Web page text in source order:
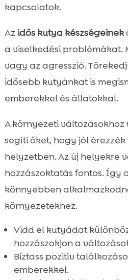
kapcsolatok.
Az idős kutya készségeinek
a viselkedési problémákat.
vagy az agresszió.
idősebb kutyánkat is
emberekkel és állatokkal.
A környezeti
segíti őket, hogy jól
helyzetben. Az új helyekre
hozzászoktatás fontos. Így
könnyebben
környezetekhez.
Vidd el kutyádat
hozzászokjon a
Biztass pozitív
emberekkel.